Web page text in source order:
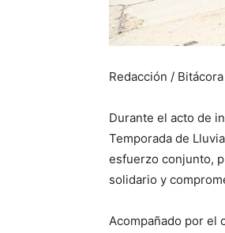
Redacción /
Durante el acto de
Temporada de
esfuerzo conjunto,
solidario y
Acompañado por el